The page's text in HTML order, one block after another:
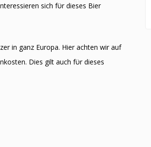
sich fϋr dieses Bier
in ganz Europa. Hier achten wir auf
Dies gilt auch fϋr dieses